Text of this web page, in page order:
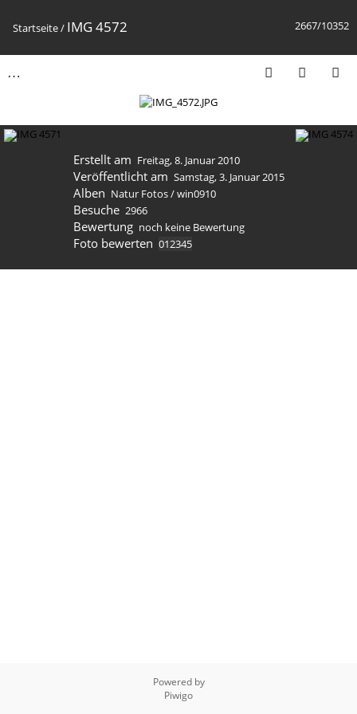
2667/10352
Startseite/ IMG 4572
Erstellt am Freitag, 8. Januar 2010
Veröffentlicht am Samstag, 3. Januar 2015
Alben Natur Fotos/win0910
Besuche 2966
Bewertung noch keine Bewertung
Foto bewerten
Powered by
Piwigo